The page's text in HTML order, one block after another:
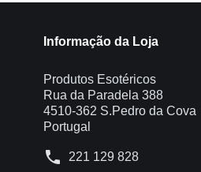
Informação da Loja
Produtos Esotéricos
Rua da Paradela 388
4510-362 S.Pedro da Cova
Portugal
phone 221 129 828